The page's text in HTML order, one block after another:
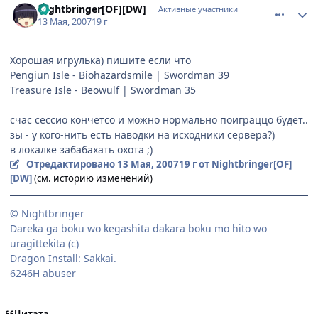
Nightbringer[OF][DW] Активные участники
13 Мая, 200719 г
Хорошая игрулька) пишите если что
Pengiun Isle - Biohazardsmile | Swordman 39
Treasure Isle - Beowulf | Swordman 35
счас сессио кончетсо и можно нормально поиграццо будет..
зы - у кого-нить есть наводки на исходники сервера?)
в локалке забабахать охота ;)
Отредактировано 13 Мая, 200719 гот Nightbringer[OF]
[DW](см. историю изменений)
© Nightbringer
Dareka ga boku wo kegashita dakara boku mo hito wo
uragittekita (с)
Dragon Install: Sakkai.
6246H abuser